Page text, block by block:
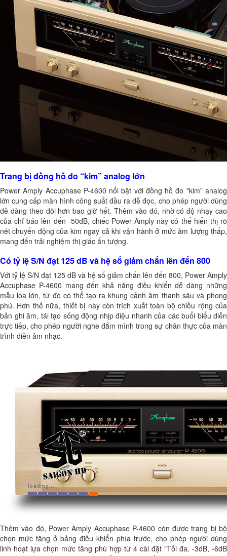
Trang bị đồng hồ đo “kim” analog lớn
Power Amply Accuphase P-4600 nổi bật với đồng hồ đo "kim" analog
lớn cung cấp màn hình công suất đầu ra dễ đọc, cho phép người dùng
dễ dàng theo dõi hơn bao giờ hết. Thêm vào đó, nhờ có độ nhạy cao
của chỉ báo lên đến -50dB, chiếc Power Amply này có thể hiển thị rõ
nét chuyển động của kim ngay cả khi vận hành ở mức âm lượng thấp,
mang đến trải nghiệm thị giác ấn tượng.
Có tỷ lệ S/N đạt 125 dB và hệ số giảm chấn lên đến 800
Với tỷ lệ S/N đạt 125 dB và hệ số giảm chấn lên đến 800, Power Amply
Accuphase P-4600 mang đến khả năng điều khiển dễ dàng những
mẫu loa lớn, từ đó có thể tạo ra khung cảnh âm thanh sâu và phong
phú. Hơn thế nữa, thiết bị này còn trích xuất toàn bộ chiều rộng của
bản ghi âm, tái tạo sống động nhịp điệu nhanh của các buổi biểu diễn
trực tiếp, cho phép người nghe đắm mình trong sự chân thực của màn
trình diễn âm nhạc.
Thêm vào đó, Power Amply Accuphase P-4600 còn được trang bị bộ
chọn mức tăng ở bảng điều khiển phía trước, cho phép người dùng
linh hoạt lựa chọn mức tăng phù hợp từ 4 cài đặt "Tối đa, -3dB, -6dB